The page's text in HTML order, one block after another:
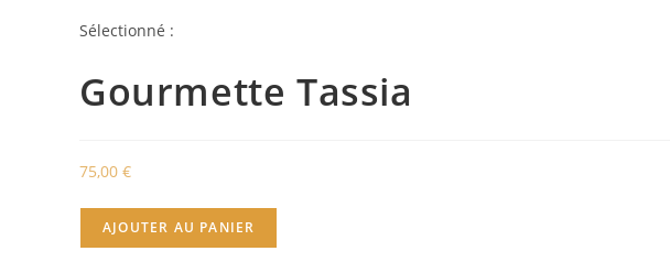
Sélectionné :
Gourmette Tassia
75,00 €
AJOUTER AU PANIER